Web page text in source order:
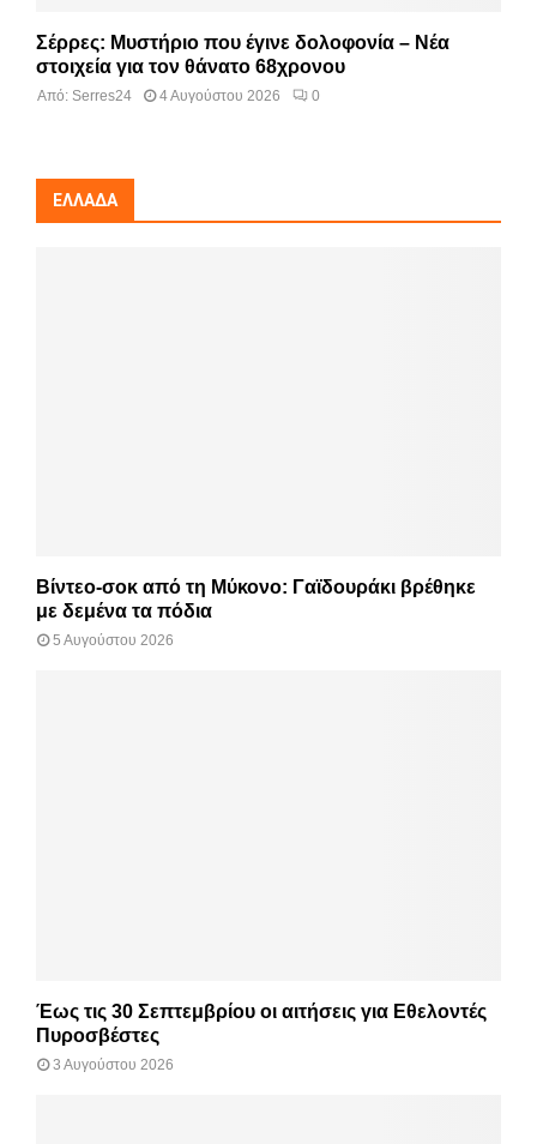
Σέρρες: Μυστήριο που έγινε δολοφονία – Νέα
στοιχεία για τον θάνατο 68χρονου
Από: Serres24 4 Αυγούστου 2026 0
ΕΛΛΆΔΑ
Βίντεο-σοκ από τη Μύκονο: Γαϊδουράκι βρέθηκε
με δεμένα τα πόδια
5 Αυγούστου 2026
Έως τις 30 Σεπτεμβρίου οι αιτήσεις για Εθελοντές
Πυροσβέστες
3 Αυγούστου 2026